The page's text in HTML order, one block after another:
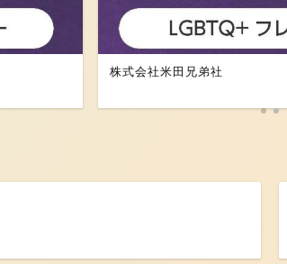
株式会社米田兄弟社